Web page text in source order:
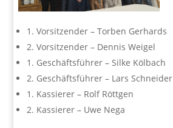
1. Vorsitzender – Torben Gerhards
2. Vorsitzender – Dennis Weigel
1. Geschäftsführer – Silke Kölbach
2. Geschäftsführer – Lars Schneider
1. Kassierer – Rolf Röttgen
2. Kassierer – Uwe Nega